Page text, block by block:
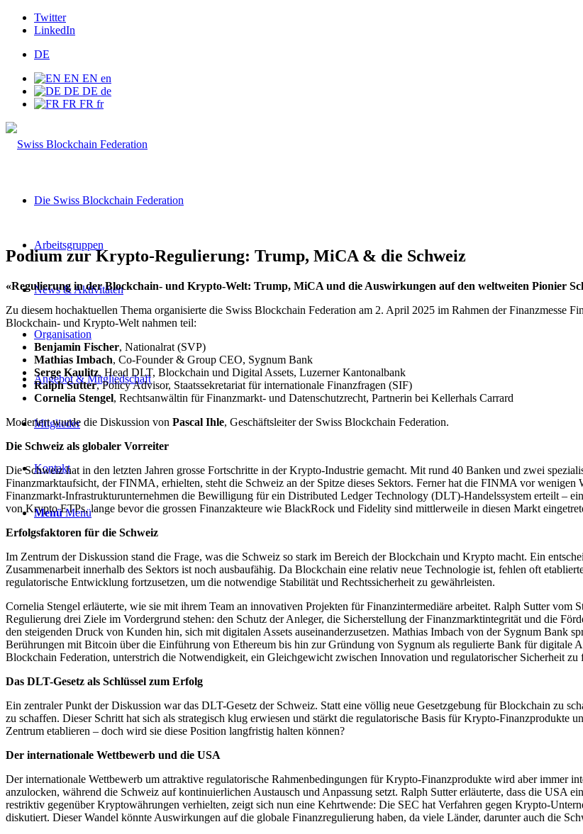
Twitter
LinkedIn
DE
EN EN en
DE DE de
FR FR fr
Die Swiss Blockchain Federation
Arbeitsgruppen
News & Aktivitäten
Organisation
Angebot & Mitgliedschaft
Mitglieder
Kontakt
Menü Menü
Podium zur Krypto-Regulierung: Trump, MiCA & die Schweiz
«Regulierung in der Blockchain- und Krypto-Welt: Trump, MiCA und die Auswirkungen auf den weltweiten Pionier
Zu diesem hochaktuellen Thema organisierte die Swiss Blockchain Federation am 2. April 2025 im Rahmen der Finanzmesse
Blockchain- und Krypto-Welt nahmen teil:
Benjamin Fischer, Nationalrat (SVP)
Mathias Imbach, Co-Founder & Group CEO, Sygnum Bank
Serge Kaulitz, Head DLT, Blockchain und Digital Assets, Luzerner Kantonalbank
Ralph Sutter, Policy Advisor, Staatssekretariat für internationale Finanzfragen (SIF)
Cornelia Stengel, Rechtsanwältin für Finanzmarkt- und Datenschutzrecht, Partnerin bei Kellerhals Carrard
Moderiert wurde die Diskussion von Pascal Ihle, Geschäftsleiter der Swiss Blockchain Federation.
Die Schweiz als globaler Vorreiter
Die Schweiz hat in den letzten Jahren grosse Fortschritte in der Krypto-Industrie gemacht. Mit rund 40 Banken und zwei
Finanzmarktaufsicht, der FINMA, erhielten, steht die Schweiz an der Spitze dieses Sektors. Ferner hat die FINMA vor
Finanzmarkt-Infrastrukturunternehmen die Bewilligung für ein Distributed Ledger Technology (DLT)-Handelssystem erteilt –
von Krypto ETPs, lange bevor die grossen Finanzakteure wie BlackRock und Fidelity sind mittlerweile in diesen Markt
Erfolgsfaktoren für die Schweiz
Im Zentrum der Diskussion stand die Frage, was die Schweiz so stark im Bereich der Blockchain und Krypto macht. Ein
Zusammenarbeit innerhalb des Sektors ist noch ausbaufähig. Da Blockchain eine relativ neue Technologie ist, fehlen oft
regulatorische Entwicklung fortzusetzen, um die notwendige Stabilität und Rechtssicherheit zu gewährleisten.
Cornelia Stengel erläuterte, wie sie mit ihrem Team an innovativen Projekten für Finanzintermediäre arbeitet. Ralph Sutter vom
Regulierung drei Ziele im Vordergrund stehen: den Schutz der Anleger, die Sicherstellung der Finanzmarktintegrität und die
den steigenden Druck von Kunden hin, sich mit digitalen Assets auseinanderzusetzen. Mathias Imbach von der Sygnum Bank
Berührungen mit Bitcoin über die Einführung von Ethereum bis hin zur Gründung von Sygnum als regulierte Bank für digitale
Blockchain Federation, unterstrich die Notwendigkeit, ein Gleichgewicht zwischen Innovation und regulatorischer Sicherheit zu
Das DLT-Gesetz als Schlüssel zum Erfolg
Ein zentraler Punkt der Diskussion war das DLT-Gesetz der Schweiz. Statt eine völlig neue Gesetzgebung für Blockchain zu
zu schaffen. Dieser Schritt hat sich als strategisch klug erwiesen und stärkt die regulatorische Basis für Krypto-Finanzprodukte
Zentrum etablieren – doch wird sie diese Position langfristig halten können?
Der internationale Wettbewerb und die USA
Der internationale Wettbewerb um attraktive regulatorische Rahmenbedingungen für Krypto-Finanzprodukte wird aber immer
anzulocken, während die Schweiz auf kontinuierlichen Austausch und Anpassung setzt. Ralph Sutter erläuterte, dass die USA
restriktiv gegenüber Kryptowährungen verhielten, zeigt sich nun eine Kehrtwende: Die SEC hat Verfahren gegen Krypto-
diskutiert. Dieser Wandel könnte Auswirkungen auf die globale Finanzregulierung haben, da viele Länder, darunter auch die